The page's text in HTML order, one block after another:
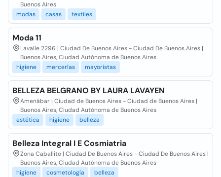
Buenos Aires
modas
casas textiles
Moda 11
Lavalle 2296 | Ciudad De Buenos Aires - Ciudad De Buenos Aires |
Buenos Aires, Ciudad Autónoma de Buenos Aires
higiene
mercerías mayoristas
BELLEZA BELGRANO BY LAURA LAVAYEN
Amenábar | Ciudad de Buenos Aires - Ciudad de Buenos Aires |
Buenos Aires, Ciudad Autónoma de Buenos Aires
estética
higiene belleza
Belleza Integral I E Cosmiatria
Zona Caballito | Ciudad De Buenos Aires - Ciudad De Buenos Aires |
Buenos Aires, Ciudad Autónoma de Buenos Aires
higiene
cosmetología belleza